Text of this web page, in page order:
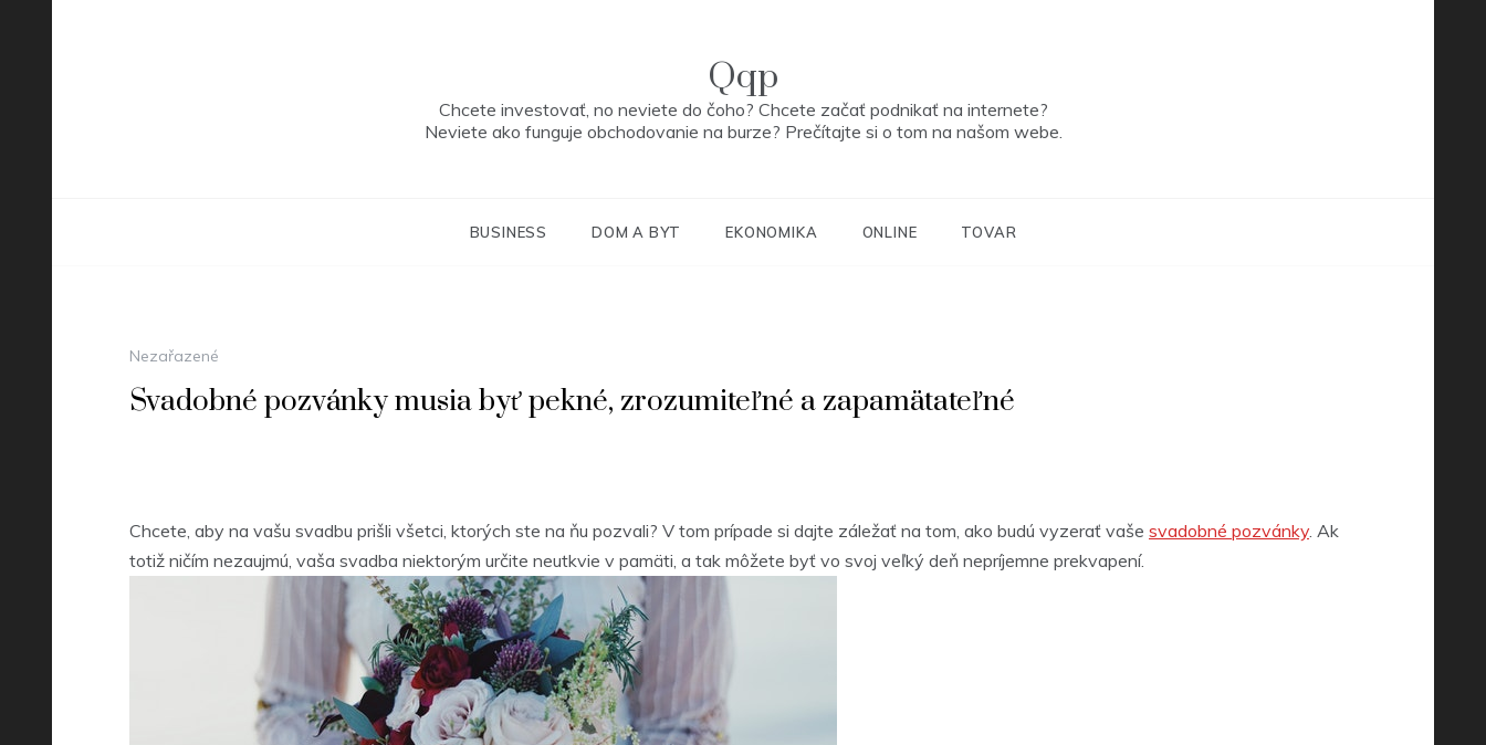
Qqp
Chcete investovať, no neviete do čoho? Chcete začať podnikať na internete?
Neviete ako funguje obchodovanie na burze? Prečítajte si o tom na našom webe.
BUSINESS DOM A BYT EKONOMIKA ONLINE TOVAR
Nezařazené
Svadobné pozvánky musia byť pekné, zrozumiteľné a zapamätateľné
Chcete, aby na vašu svadbu prišli všetci, ktorých ste na ňu pozvali? V tom prípade si dajte záležať na tom, ako budú vyzerať vaše svadobné pozvánky. Ak
totiž ničím nezaujmú, vaša svadba niektorým určite neutkvie v pamäti, a tak môžete byť vo svoj veľký deň nepríjemne prekvapení.